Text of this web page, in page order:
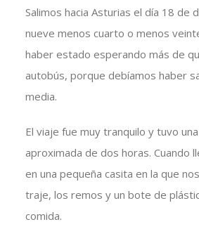
Salimos hacia Asturias el día 18 de
nueve menos cuarto o menos
haber estado esperando más de
autobús, porque debíamos haber
media.
El viaje fue muy tranquilo y tuvo
aproximada de dos horas. Cuando
en una pequeña casita en la que
traje, los remos y un bote de
comida.